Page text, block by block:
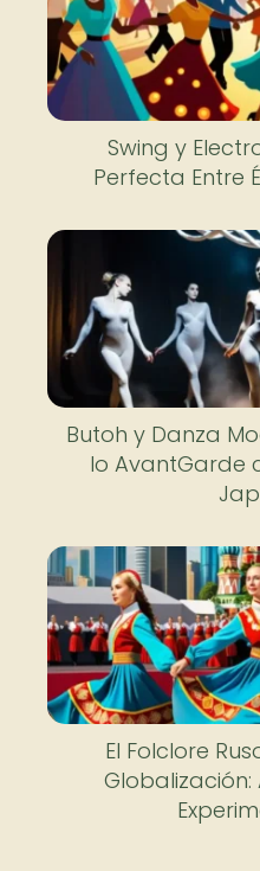
Swing y
Perfecta Entre
Butoh y Danza
lo AvantGarde
El Folclore